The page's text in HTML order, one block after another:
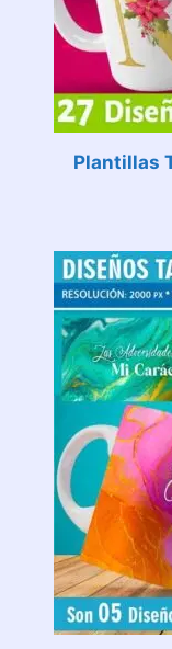
Plantillas